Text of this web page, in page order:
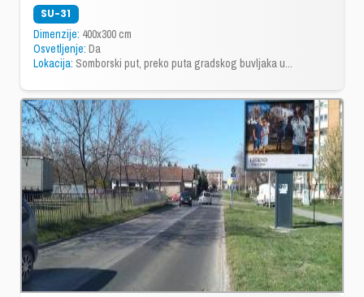
SU-31
Dimenzije: 400x300 cm
Osvetljenje: Da
Lokacija: Somborski put, preko puta gradskog buvljaka u...